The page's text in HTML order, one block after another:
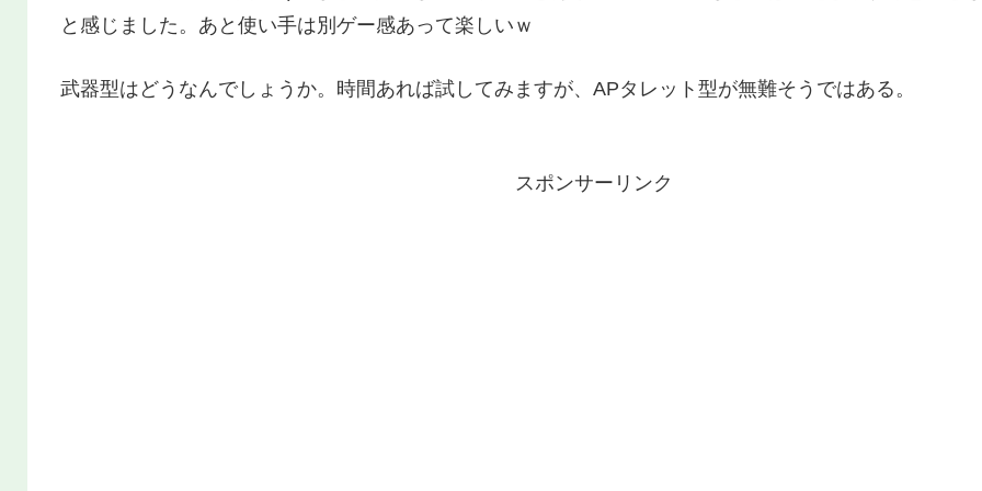
と感じました。あと使い手は別ゲー感あって楽しいｗ
武器型はどうなんでしょうか。時間あれば試してみますが、APタレット型が無難そうではある。
スポンサーリンク